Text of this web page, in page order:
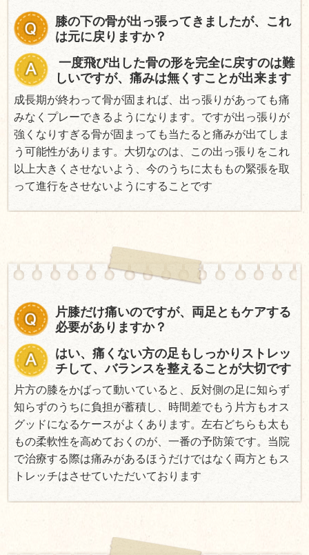
膝の下の骨が出っ張ってきましたが、これ
は元に戻りますか？
一度飛び出した骨の形を完全に戻すのは難
しいですが、痛みは無くすことが出来ます
成長期が終わって骨が固まれば、出っ張りがあっても痛
みなくプレーできるようになります。ですが出っ張りが
強くなりすぎる骨が固まっても当たると痛みが出てしま
う可能性があります。大切なのは、この出っ張りをこれ
以上大きくさせないよう、今のうちに太ももの緊張を取
って進行をさせないようにすることです
片膝だけ痛いのですが、両足ともケアする
必要がありますか？
はい、痛くない方の足もしっかりストレッ
チして、バランスを整えることが大切です
片方の膝をかばって動いていると、反対側の足に知らず
知らずのうちに負担が蓄積し、時間差でもう片方もオス
グッドになるケースがよくあります。左右どちらも太も
もの柔軟性を高めておくのが、一番の予防策です。当院
で治療する際は痛みがあるほうだけではなく両方ともス
トレッチはさせていただいております